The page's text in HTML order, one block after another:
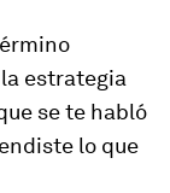
estrategia
se te habló
lo que